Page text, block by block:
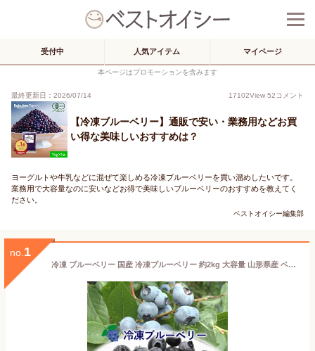
受付中 人気アイテム マイページ
本ページはプロモーションを含みます
最終更新日：2026/07/14 17102View 52コメント
【冷凍ブルーベリー】通販で安い・業務用などお買
い得な美味しいおすすめは？
ヨーグルトや牛乳などに混ぜて楽しめる冷凍ブルーベリーを買い溜めしたいです。
業務用で大容量なのに安いなどお得で美味しいブルーベリーのおすすめを教えてく
ださい。
ベストオイシー編集部
no. 1
冷凍 ブルーベリー 国産 冷凍ブルーベリー 約2kg 大容量 山形県産 ベリー 冷凍果実 フルーツ 果物 くだもの 送料無料